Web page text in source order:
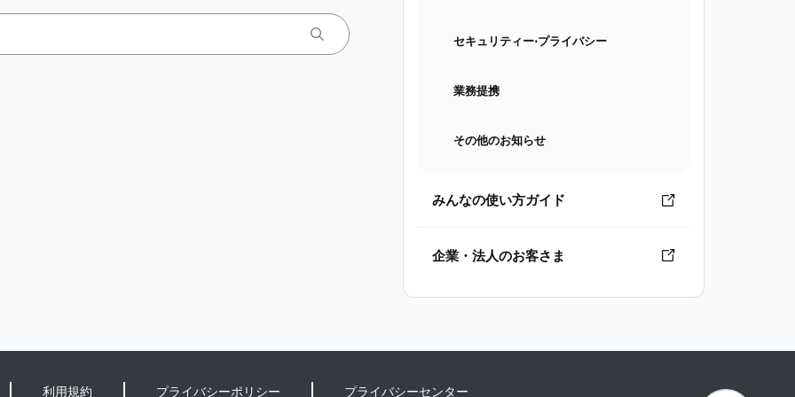
セキュリティー⋅プライバシー
業務提携
その他のお知らせ
みんなの使い方ガイド
企業・法人のお客さま
利用規約 プライバシーポリシー プライバシーセンター